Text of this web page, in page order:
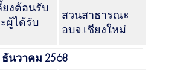
ยงต้อนรับ
ผู้ได้รับ
สวนสาธารณะ
อบจ.เชียงใหม่
นวาคม 2568